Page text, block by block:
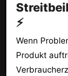
⚡
Wenn
Produkt